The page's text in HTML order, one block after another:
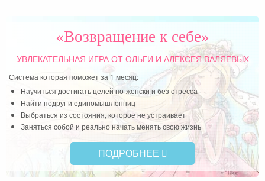
и
«Возвращение к себе»
УВЛЕКАТЕЛЬНАЯ ИГРАОТ ОЛЬГИ И АЛЕКСЕЯ ВАЛЯЕВЫХ
Система которая поможет за 1 месяц:
Научиться достигать целей по-женски и без стресса
Найти подруг и единомышленниц
Выбраться из состояния, которое не устраивает
Заняться собой и реально начать менять свою жизнь
ПОДРОБНЕЕ